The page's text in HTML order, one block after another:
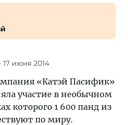
• 17 июня 2014
«Катэй Пасифик»
участие в необычном
которого 1 600 панд из
по миру.